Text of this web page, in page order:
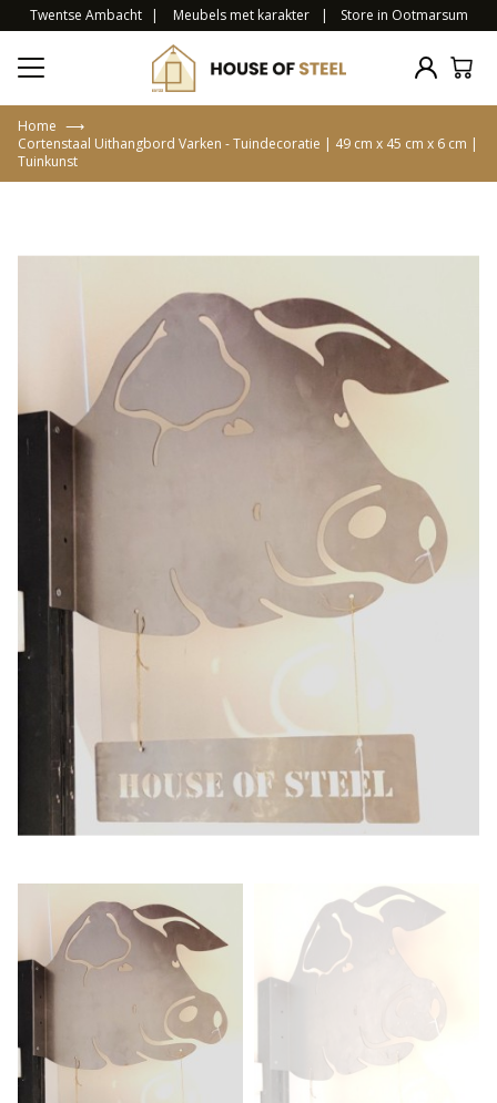
Twentse Ambacht | Meubels met karakter | Store in Ootmarsum
Home ⟶
Cortenstaal Uithangbord Varken - Tuindecoratie | 49 cm x 45 cm x 6 cm |
Tuinkunst